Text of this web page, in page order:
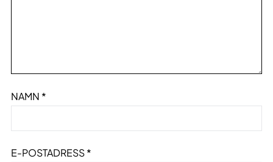
NAMN *
E-POSTADRESS*